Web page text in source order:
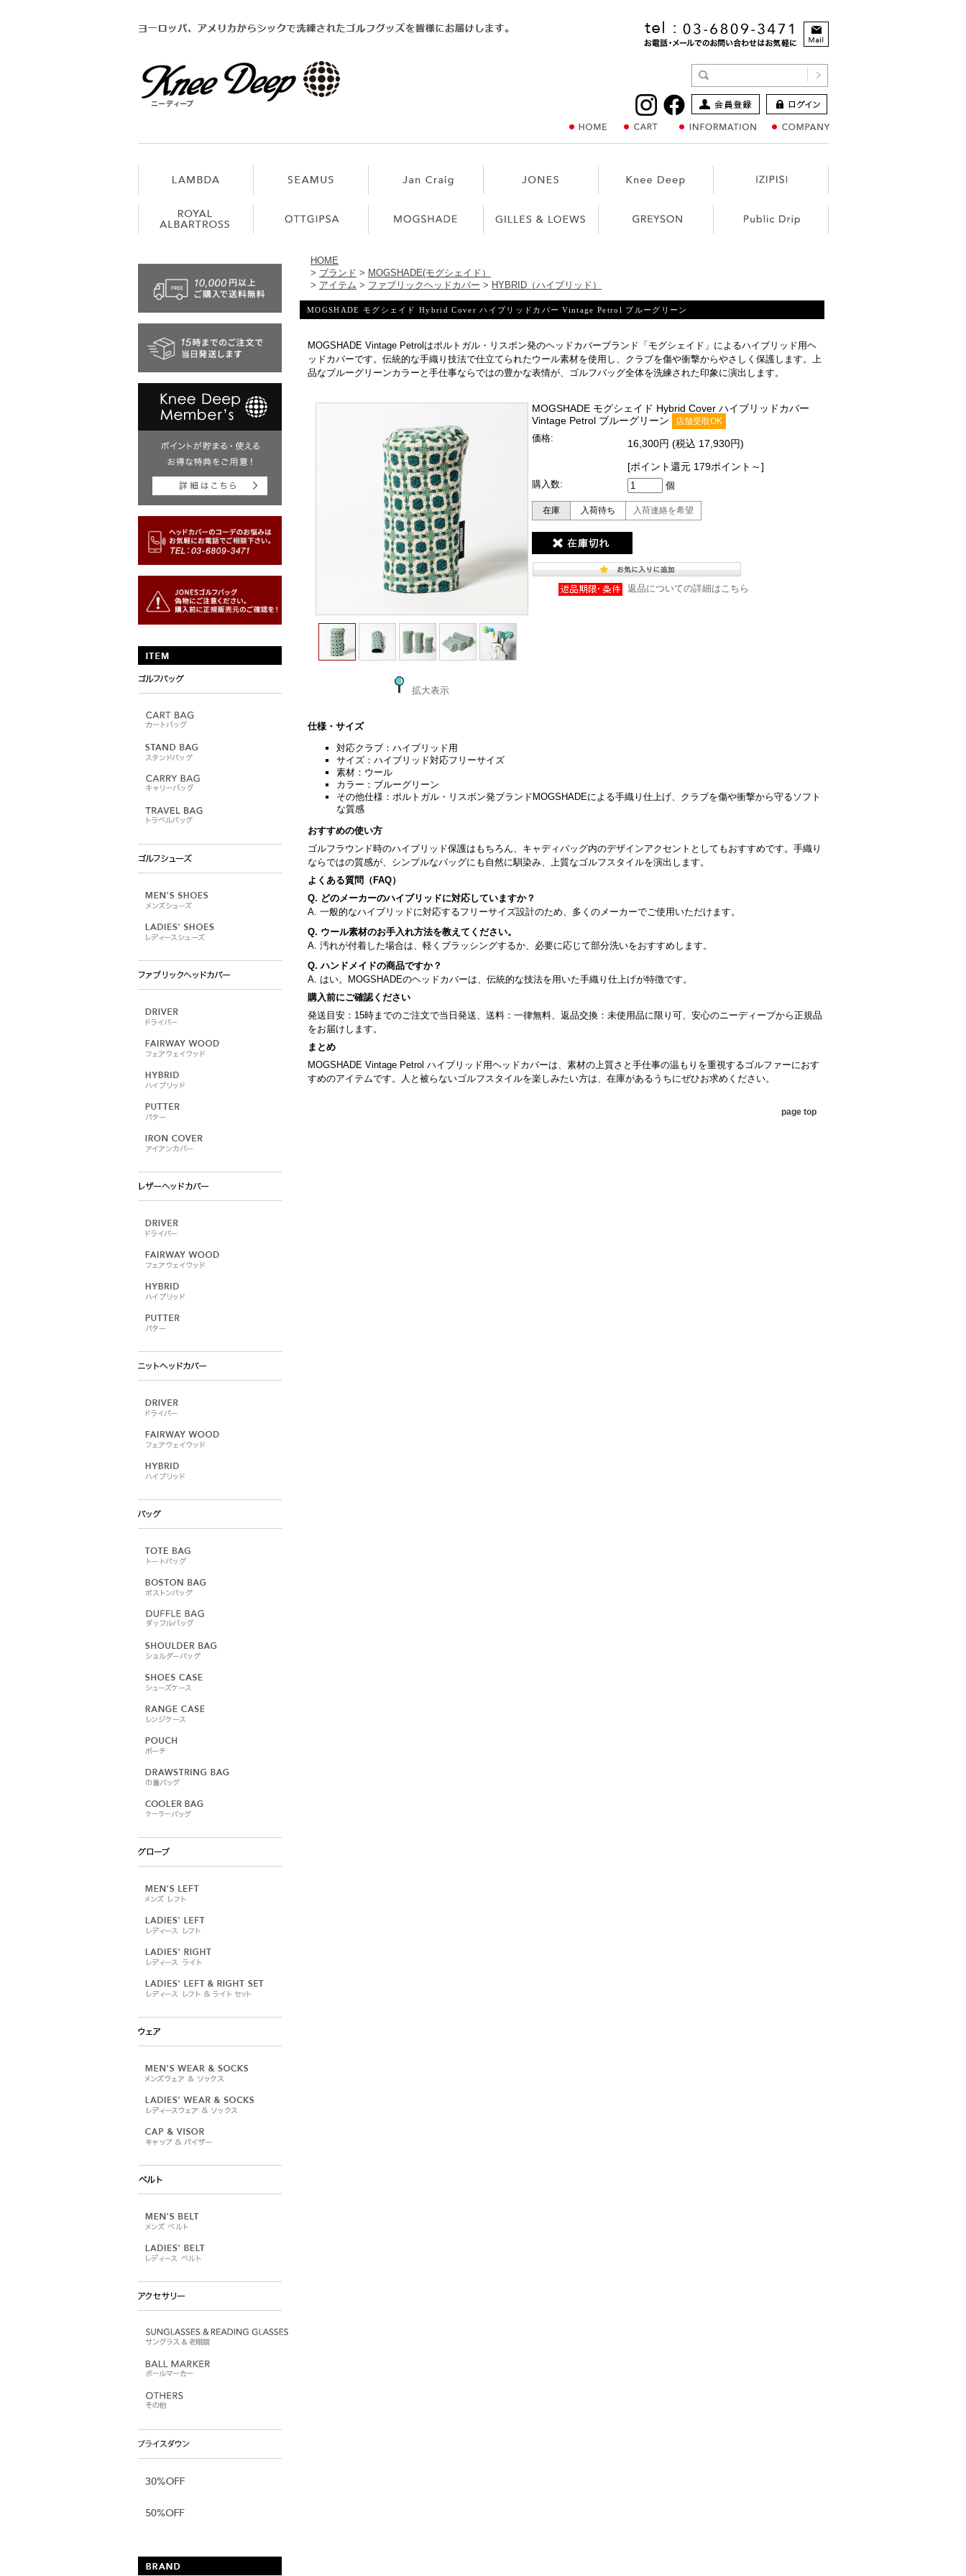
HOME
> ブランド > MOGSHADE(モグシェイド）
> アイテム > ファブリックヘッドカバー > HYBRID（ハイブリッド）
MOGSHADE モグシェイド Hybrid Cover ハイブリッドカバー Vintage Petrol ブルーグリーン
MOGSHADE Vintage Petrolはポルトガル・リスボン発のヘッドカバーブランド「モグシェイド」によるハイブリッド用ヘ
ッドカバーです。伝統的な手織り技法で仕立てられたウール素材を使用し、クラブを傷や衝撃からやさしく保護します。上
品なブルーグリーンカラーと手仕事ならではの豊かな表情が、ゴルフバッグ全体を洗練された印象に演出します。
拡大表示
MOGSHADE モグシェイド Hybrid Cover ハイブリッドカバー
Vintage Petrol ブルーグリーン
店舗受取OK
価格:
16,300円 (税込 17,930円)
[ポイント還元 179ポイント～]
購入数: 個
在庫 入荷待ち 入荷連絡を希望
返品についての詳細はこちら
仕様・サイズ
対応クラブ：ハイブリッド用
サイズ：ハイブリッド対応フリーサイズ
素材：ウール
カラー：ブルーグリーン
その他仕様：ポルトガル・リスボン発ブランドMOGSHADEによる手織り仕上げ、クラブを傷や衝撃から守るソフト
な質感
おすすめの使い方
ゴルフラウンド時のハイブリッド保護はもちろん、キャディバッグ内のデザインアクセントとしてもおすすめです。手織り
ならではの質感が、シンプルなバッグにも自然に馴染み、上質なゴルフスタイルを演出します。
よくある質問（FAQ）
Q. どのメーカーのハイブリッドに対応していますか？
A. 一般的なハイブリッドに対応するフリーサイズ設計のため、多くのメーカーでご使用いただけます。
Q. ウール素材のお手入れ方法を教えてください。
A. 汚れが付着した場合は、軽くブラッシングするか、必要に応じて部分洗いをおすすめします。
Q. ハンドメイドの商品ですか？
A. はい。MOGSHADEのヘッドカバーは、伝統的な技法を用いた手織り仕上げが特徴です。
購入前にご確認ください
発送目安：15時までのご注文で当日発送、送料：一律無料、返品交換：未使用品に限り可、安心のニーディープから正規品
をお届けします。
まとめ
MOGSHADE Vintage Petrol ハイブリッド用ヘッドカバーは、素材の上質さと手仕事の温もりを重視するゴルファーにおす
すめのアイテムです。人と被らないゴルフスタイルを楽しみたい方は、在庫があるうちにぜひお求めください。
page top